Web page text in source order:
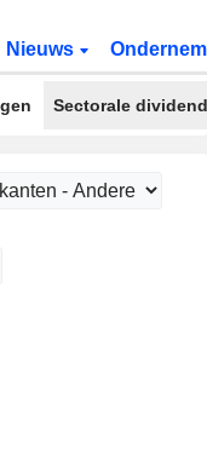
Nieuws
Sectorale